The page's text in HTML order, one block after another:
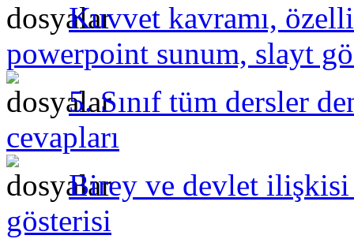
Kuvvet kavramı,
powerpoint sunum, slayt
5. Sınıf tüm dersler
cevapları
Birey ve devlet
gösterisi